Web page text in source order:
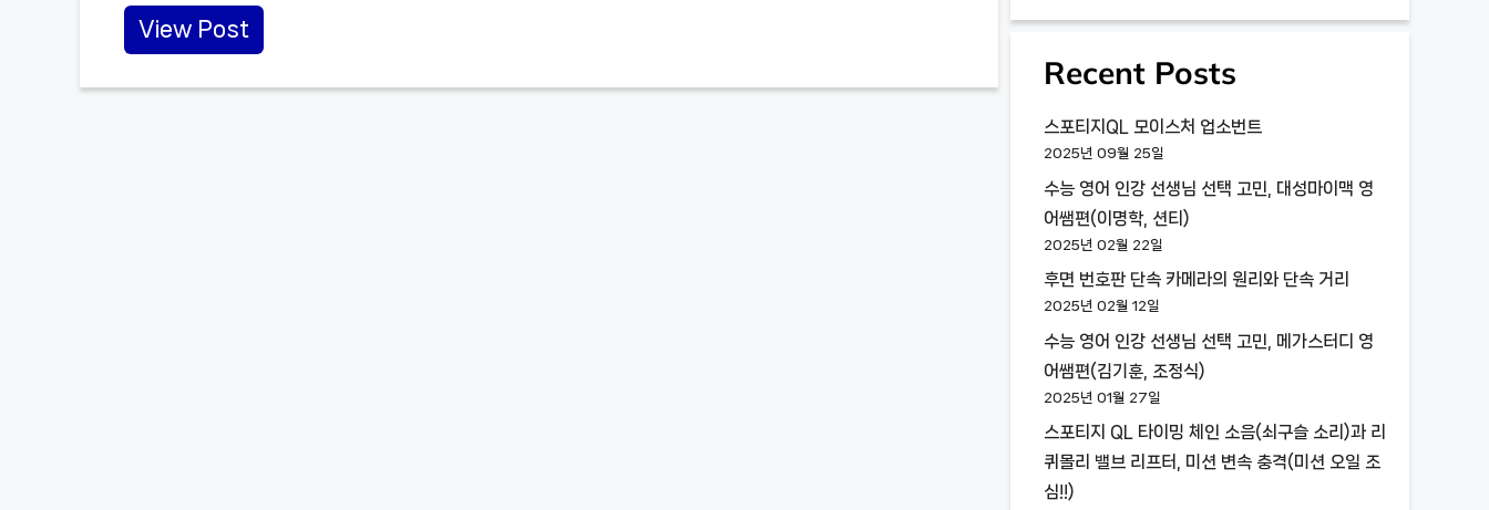
View Post
Recent Posts
스포티지QL 모이스처 업소번트
2025년 09월 25일
수능 영어 인강 선생님 선택 고민, 대성마이맥 영
어쌤편(이명학, 션티)
2025년 02월 22일
후면 번호판 단속 카메라의 원리와 단속 거리
2025년 02월 12일
수능 영어 인강 선생님 선택 고민, 메가스터디 영
어쌤편(김기훈, 조정식)
2025년 01월 27일
스포티지 QL 타이밍 체인 소음(쇠구슬 소리)과 리
퀴몰리 밸브 리프터, 미션 변속 충격(미션 오일 조
심!!)